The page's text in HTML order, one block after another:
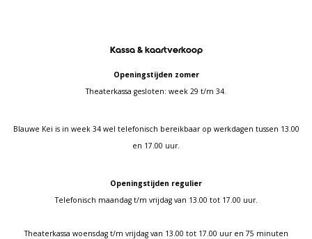
Kassa & kaartverkoop
Openingstijden zomer
Theaterkassa gesloten: week 29 t/m 34.
Blauwe Kei is in week 34 wel telefonisch bereikbaar op werkdagen tussen 13.00
en 17.00 uur.
Openingstijden regulier
Telefonisch maandag t/m vrijdag van 13.00 tot 17.00 uur.
Theaterkassa woensdag t/m vrijdag van 13.00 tot 17.00 uur en 75 minuten